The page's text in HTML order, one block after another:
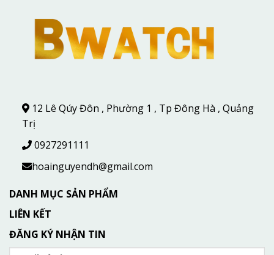
12 Lê Qúy Đôn , Phường 1 , Tp Đông Hà , Quảng
Trị
0927291111
hoainguyendh@gmail.com
DANH MỤC SẢN PHẨM
LIÊN KẾT
ĐĂNG KÝ NHẬN TIN